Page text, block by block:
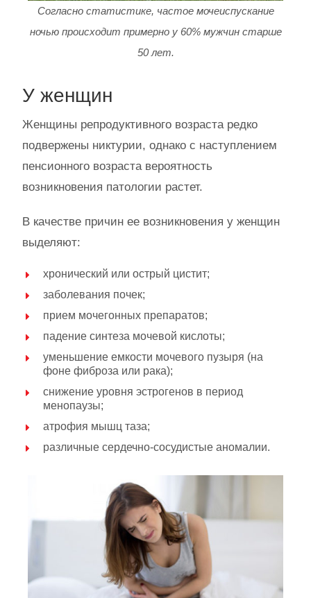
Согласно статистике, частое мочеиспускание
ночью происходит примерно у 60% мужчин старше
50 лет.
У женщин
Женщины репродуктивного возраста редко
подвержены никтурии, однако с наступлением
пенсионного возраста вероятность
возникновения патологии растет.
В качестве причин ее возникновения у женщин
выделяют:
хронический или острый цистит;
заболевания почек;
прием мочегонных препаратов;
падение синтеза мочевой кислоты;
уменьшение емкости мочевого пузыря (на
фоне фиброза или рака);
снижение уровня эстрогенов в период
менопаузы;
атрофия мышц таза;
различные сердечно-сосудистые аномалии.